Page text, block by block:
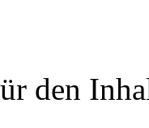
den